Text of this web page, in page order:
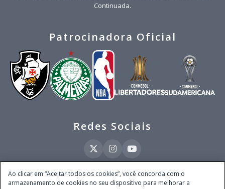
Continuada.
Patrocinadora Oficial
Redes Sociais
Este site é operado pela Ventmear Brasil LTDA (CNPJ 52.868.380/0001-84), com
Ao clicar em “Aceitar todos os cookies”, você concorda com o
armazenamento de cookies no seu dispositivo para melhorar a